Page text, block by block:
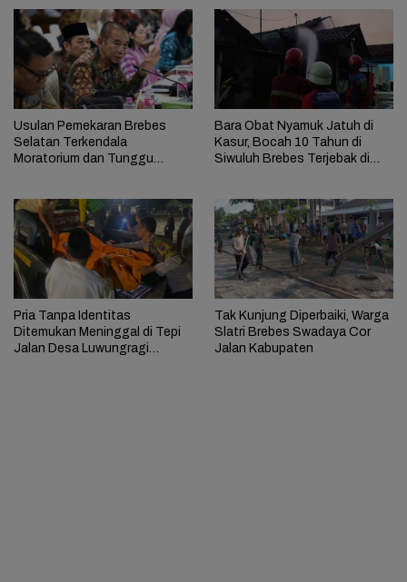
Usulan Pemekaran Brebes
Selatan Terkendala
Moratorium dan Tunggu
Bara Obat Nyamuk Jatuh di
Kasur, Bocah 10 Tahun di
Siwuluh Brebes Terjebak di
Pria Tanpa Identitas
Ditemukan Meninggal di Tepi
Jalan Desa Luwungragi
Tak Kunjung Diperbaiki, Warga
Slatri Brebes Swadaya Cor
Jalan Kabupaten